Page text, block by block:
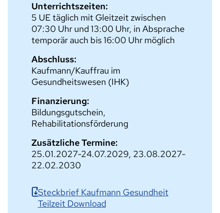
Unterrichtszeiten:
5 UE täglich mit Gleitzeit zwischen
07:30 Uhr und 13:00 Uhr, in Absprache
temporär auch bis 16:00 Uhr möglich
Abschluss:
Kaufmann/Kauffrau im
Gesundheitswesen (IHK)
Finanzierung:
Bildungsgutschein,
Rehabilitationsförderung
Zusätzliche Termine:
25.01.2027-24.07.2029, 23.08.2027-
22.02.2030
Steckbrief Kaufmann Gesundheit
Teilzeit Download